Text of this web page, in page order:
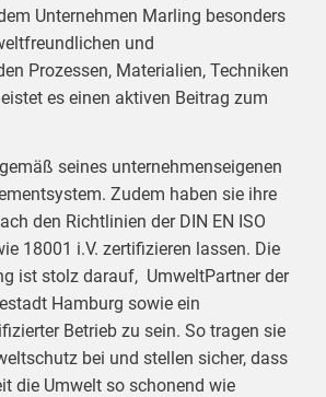
Unternehmen Marling besonders
und
Prozessen, Materialien, Techniken
es einen aktiven Beitrag zum
seines unternehmenseigenen
Zudem haben sie ihre
den Richtlinien der DIN EN ISO
18001 i.V. zertifizieren lassen. Die
ist stolz darauf, UmweltPartner der
Hamburg sowie ein
Betrieb zu sein. So tragen sie
bei und stellen sicher, dass
die Umwelt so schonend wie